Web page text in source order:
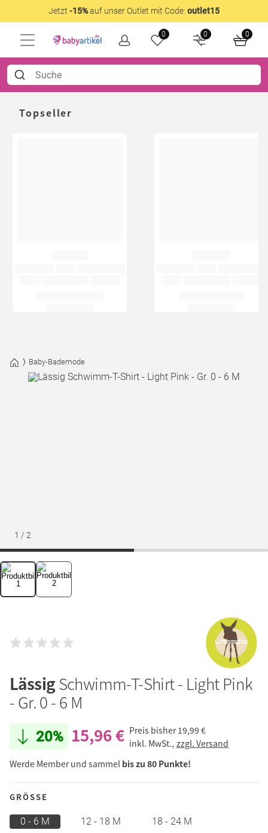
Jetzt -15%auf unser Outlet mit Code: outlet15
0 0 0
Topseller
Baby-Bademode
1 / 2
LässigSchwimm-T-Shirt - Light Pink
- Gr. 0 - 6 M
20% 15,96 € Preis bisher 19,99 €
inkl. MwSt., zzgl. Versand
Werde Member und sammel bis zu 80 Punkte!
GRÖSSE
0 - 6 M 12 - 18 M 18 - 24 M